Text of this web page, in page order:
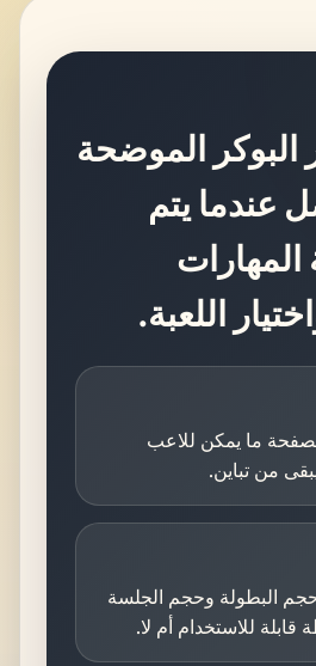
البوكر الموضحة
عندما يتم
اللعبة.
ما يمكن للاعب
من تباين.
البطولة وحجم الجلسة
قابلة للاستخدام أم لا.